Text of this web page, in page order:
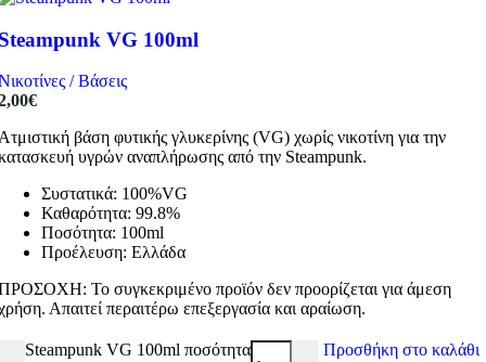
VG 100ml
/ Βάσεις
€
βάση φυτικής γλυκερίνης (VG) χωρίς νικοτίνη για την
υγρών αναπλήρωσης από την Steampunk.
Συστατικά: 100%VG
Καθαρότητα: 99.8%
Ποσότητα: 100ml
Προέλευση: Ελλάδα
Το συγκεκριμένο προϊόν δεν προορίζεται για άμεση
Απαιτεί περαιτέρω επεξεργασία και αραίωση.
Steampunk VG 100ml ποσότητα Προσθήκη στο καλάθι